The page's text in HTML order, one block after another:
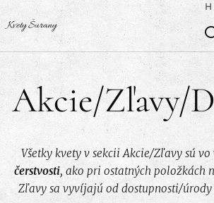
Kvety Šurany
Akcie/Zľavy/
Všetky kvety v sekcii Akcie/Zľavy sú vo
čerstvosti, ako pri ostatných položkách
Zľavy sa vyvíjajú od dostupnosti/úrody